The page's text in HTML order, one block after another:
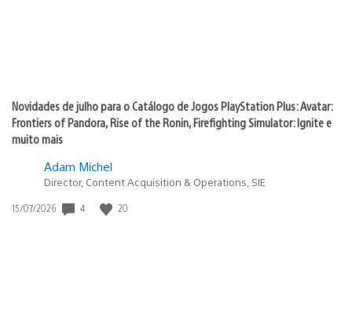
Novidades de julho para o Catálogo de Jogos PlayStation Plus: Avatar:
Frontiers of Pandora, Rise of the Ronin, Firefighting Simulator: Ignite e
muito mais
Adam Michel
Director, Content Acquisition & Operations, SIE
Data
15/07/2026 4 20